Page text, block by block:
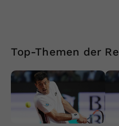
Top-Themen der